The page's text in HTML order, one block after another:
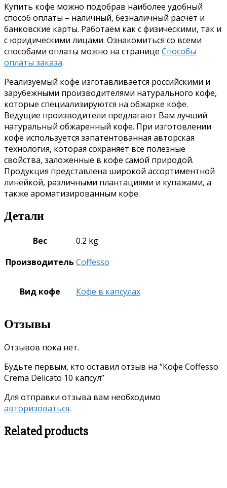
Купить кофе можно подобрав наиболее удобный
способ оплаты – наличный, безналичный расчет и
банковские карты. Работаем как с физическими, так и
с юридическими лицами. Ознакомиться со всеми
способами оплаты можно на странице Способы
оплаты заказа.
Реализуемый кофе изготавливается российскими и
зарубежными производителями натурального кофе,
которые специализируются на обжарке кофе.
Ведущие производители предлагают Вам лучший
натуральный обжаренный кофе. При изготовлении
кофе используется запатентованная авторская
технология, которая сохраняет все полезные
свойства, заложенные в кофе самой природой.
Продукция представлена широкой ассортиментной
линейкой, различными плантациями и купажами, а
также ароматизированным кофе.
Детали
Вес
0.2 kg
Производитель Coffesso
Вид кофе Кофе в капсулах
Отзывы
Отзывов пока нет.
Будьте первым, кто оставил отзыв на “Кофе Coffesso
Crema Delicato 10 капсул”
Для отправки отзыва вам необходимо
авторизоваться.
Related products